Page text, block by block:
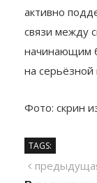
подготовку
активно
связи между
начинающим
Фото: скрин
TAGS: